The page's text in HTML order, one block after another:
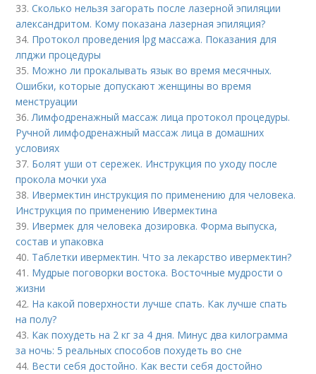
33.Сколько нельзя загорать после лазерной эпиляции
александритом. Кому показана лазерная эпиляция?
34. Протокол проведения lpg массажа. Показания для
лпджи процедуры
35. Можно ли прокалывать язык во время месячных.
Ошибки, которые допускают женщины во время
менструации
36.Лимфодренажный массаж лица протокол процедуры.
Ручной лимфодренажный массаж лица в домашних
условиях
37. Болят уши от сережек. Инструкция по уходу после
прокола мочки уха
38. Ивермектин инструкция по применению для человека.
Инструкция по применению Ивермектина
39. Ивермек для человека дозировка. Форма выпуска,
состав и упаковка
40. Таблетки ивермектин. Что за лекарство ивермектин?
41. Мудрые поговорки востока. Восточные мудрости о
жизни
42. На какой поверхности лучше спать. Как лучше спать
на полу?
43. Как похудеть на 2 кг за 4 дня. Минус два килограмма
за ночь: 5 реальных способов похудеть во сне
44. Вести себя достойно. Как вести себя достойно